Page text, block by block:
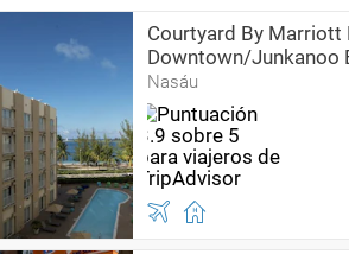
Courtyard By Marriott
Downtown/Junkanoo
Nasáu